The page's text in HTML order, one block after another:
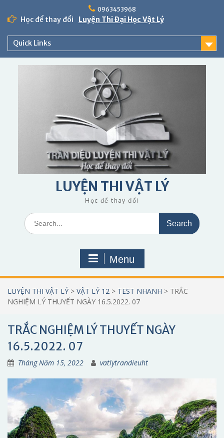
content
0963453968
Học để thay đổi Luyện Thi Đại Học Vật Lý
Quick Links
LUYỆN THI VẬT LÝ
Học để thay đổi
Search
for:
Menu
LUYỆN THI VẬT LÝ > VẬT LÝ 12 > TEST NHANH > TRẮC
NGHIỆM LÝ THUYẾT NGÀY 16.5.2022. 07
TRẮC NGHIỆM LÝ THUYẾT NGÀY
16.5.2022. 07
Tháng Năm 15, 2022 vatlytrandieuht